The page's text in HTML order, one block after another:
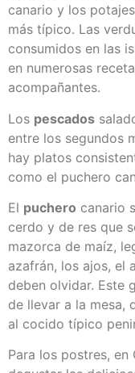
canario y los
más típico. Las
consumidos en las
en numerosas
acompañantes.
Los pescados
entre los segundos
hay platos
como el puchero
El puchero canario
cerdo y de res que
mazorca de maíz,
azafrán, los ajos, el
deben olvidar. Este
de llevar a la mesa,
al cocido típico
Para los postres, en